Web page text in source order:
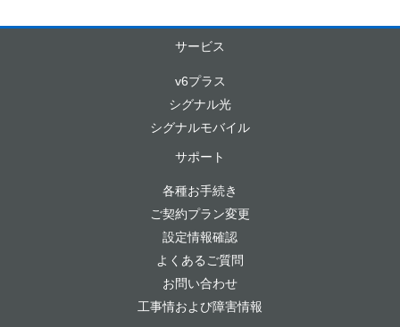
サービス
v6プラス
シグナル光
シグナルモバイル
サポート
各種お手続き
ご契約プラン変更
設定情報確認
よくあるご質問
お問い合わせ
工事情および障害情報